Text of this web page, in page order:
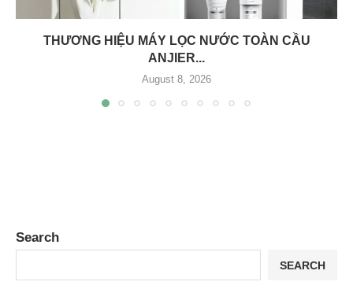
THƯƠNG HIỆU MÁY LỌC NƯỚC TOÀN CẦU
ANJIER...
August 8, 2026
Search
SEARCH